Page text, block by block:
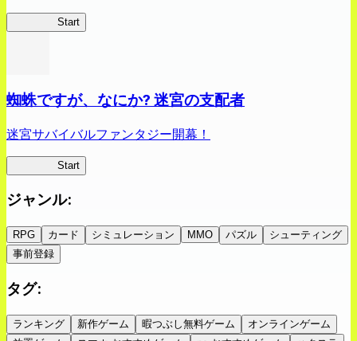
Start
蜘蛛ですが、なにか? 迷宮の支配者
迷宮サバイバルファンタジー開幕！
Start
ジャンル:
RPG カード シミュレーション MMO パズル
シューティング
事前登録
タグ:
ランキング 新作ゲーム 暇つぶし無料ゲーム
オンラインゲーム